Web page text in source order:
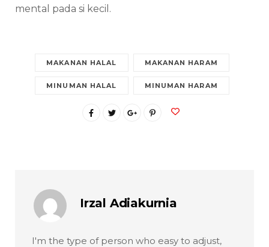
mental pada si kecil.
MAKANAN HALAL MAKANAN HARAM
MINUMAN HALAL MINUMAN HARAM
Irzal Adiakurnia
I'm the type of person who easy to adjust,